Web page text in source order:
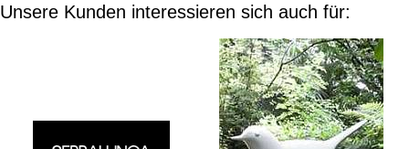
Unsere Kunden interessieren sich auch für: